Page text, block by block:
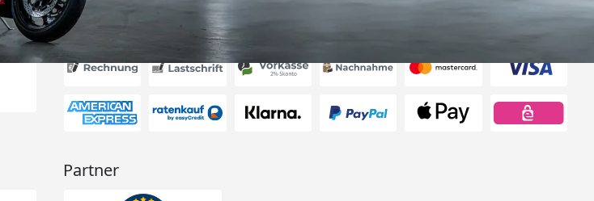
Akzeptierte Zahlungsarten
Partner